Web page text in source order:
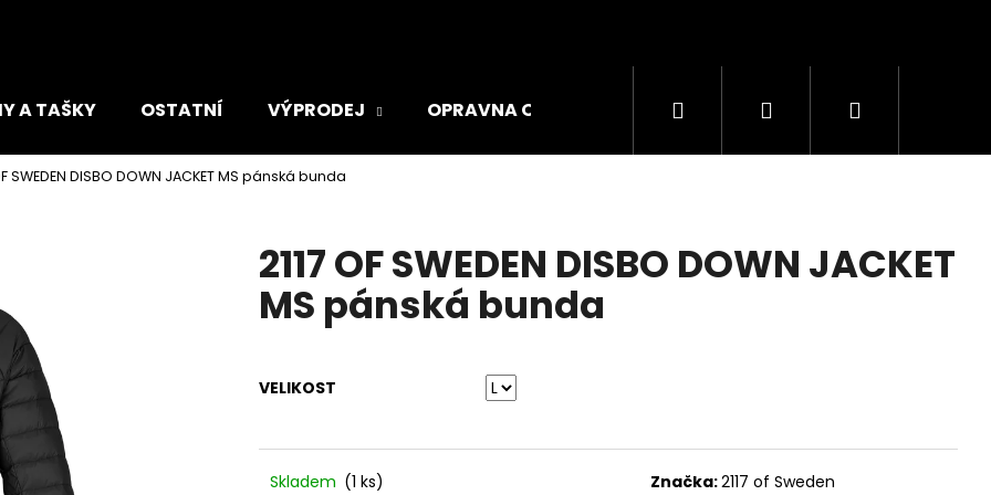
A TAŠKY OSTATNÍ VÝPRODEJ OPRAVNA OBUVI ZNAČKYHledat PřihlášeníNákupní
SWEDEN DISBO DOWN JACKET MS pánská bunda
2117 OF SWEDEN DISBO DOWN JACKET
MS pánská bunda
VELIKOST
Skladem (1 ks) Značka:2117 of Sweden
Co potřebujete najít?
TIRO DÁMSKÁ SPORTOVNÍ
ADIDAS RUN LOGO W DÁMSKÉ TRIKO